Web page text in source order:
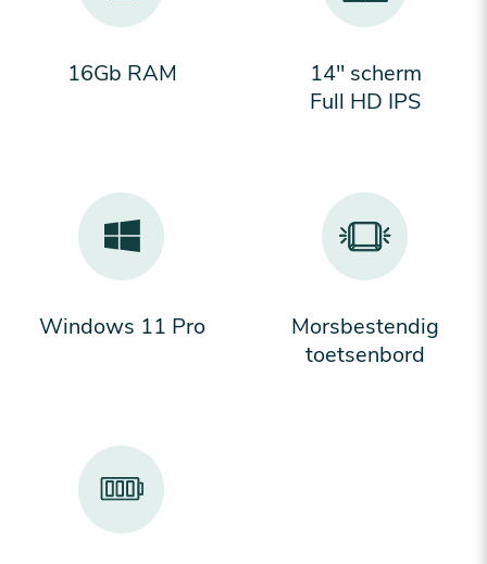
16Gb RAM
14'' scherm
Full HD IPS
Windows 11 Pro
Morsbestendig
toetsenbord